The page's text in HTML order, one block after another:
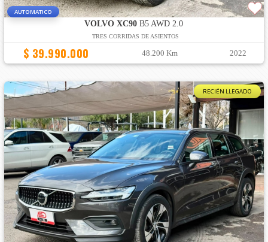
AUTOMATICO
VOLVO XC90 B5 AWD 2.0
TRES CORRIDAS DE ASIENTOS
$ 39.990.000 48.200 Km 2022
RECIÉN LLEGADO